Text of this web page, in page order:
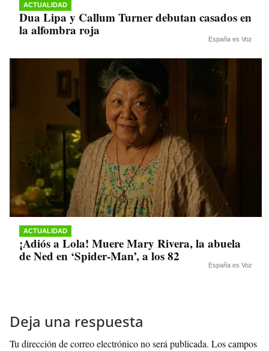
ACTUALIDAD
Dua Lipa y Callum Turner debutan casados en
la alfombra roja
España es Voz
ACTUALIDAD
¡Adiós a Lola! Muere Mary Rivera, la abuela
de Ned en ‘Spider-Man’, a los 82
España es Voz
Deja una respuesta
Tu dirección de correo electrónico no será publicada. Los campos